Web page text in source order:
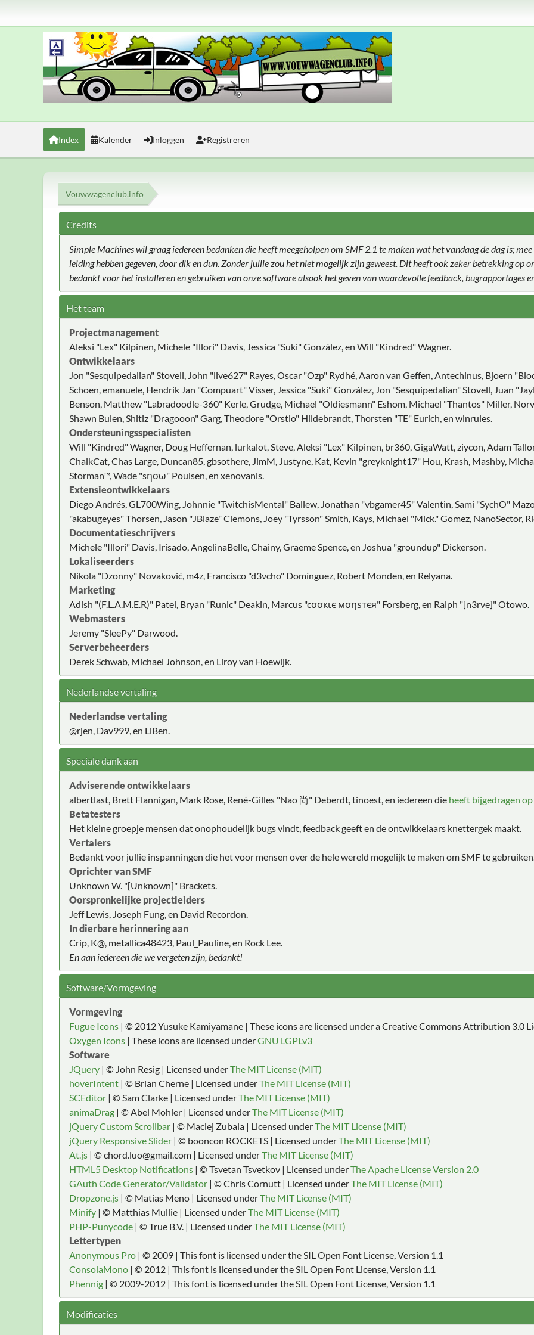
Index Kalender Inloggen Registreren
Vouwwagenclub.info
Credits
Simple Machines wil graag iedereen bedanken die heeft meegeholpen om SMF 2.1 te maken wat het vandaag de dag is;
leiding hebben gegeven, door dik en dun. Zonder jullie zou het niet mogelijk zijn geweest. Dit heeft ook zeker betrekking op
bedankt voor het installeren en gebruiken van onze software alsook het geven van waardevolle feedback, bugrapportages
Het team
Projectmanagement
Aleksi "Lex" Kilpinen, Michele "Illori" Davis, Jessica "Suki" González, en Will "Kindred" Wagner.
Ontwikkelaars
Jon "Sesquipedalian" Stovell, John "live627" Rayes, Oscar "Ozp" Rydhé, Aaron van Geffen, Antechinus, Bjoern
Schoen, emanuele, Hendrik Jan "Compuart" Visser, Jessica "Suki" González, Jon "Sesquipedalian" Stovell, Juan
Benson, Matthew "Labradoodle-360" Kerle, Grudge, Michael "Oldiesmann" Eshom, Michael "Thantos" Miller,
Shawn Bulen, Shitiz "Dragooon" Garg, Theodore "Orstio" Hildebrandt, Thorsten "TE" Eurich, en winrules.
Ondersteuningsspecialisten
Will "Kindred" Wagner, Doug Heffernan, lurkalot, Steve, Aleksi "Lex" Kilpinen, br360, GigaWatt, ziycon, Adam
ChalkCat, Chas Large, Duncan85, gbsothere, JimM, Justyne, Kat, Kevin "greyknight17" Hou, Krash, Mashby,
Storman™, Wade "sησω" Poulsen, en xenovanis.
Extensieontwikkelaars
Diego Andrés, GL700Wing, Johnnie "TwitchisMental" Ballew, Jonathan "vbgamer45" Valentin, Sami "SychO"
"akabugeyes" Thorsen, Jason "JBlaze" Clemons, Joey "Tyrsson" Smith, Kays, Michael "Mick." Gomez, NanoSector,
Documentatieschrijvers
Michele "Illori" Davis, Irisado, AngelinaBelle, Chainy, Graeme Spence, en Joshua "groundup" Dickerson.
Lokaliseerders
Nikola "Dzonny" Novaković, m4z, Francisco "d3vcho" Domínguez, Robert Monden, en Relyana.
Marketing
Adish "(F.L.A.M.E.R)" Patel, Bryan "Runic" Deakin, Marcus "cσσкιє мσηѕтєя" Forsberg, en Ralph "[n3rve]" Otowo.
Webmasters
Jeremy "SleePy" Darwood.
Serverbeheerders
Derek Schwab, Michael Johnson, en Liroy van Hoewijk.
Nederlandse vertaling
Nederlandse vertaling
@rjen, Dav999, en LiBen.
Speciale dank aan
Adviserende ontwikkelaars
albertlast, Brett Flannigan, Mark Rose, René-Gilles "Nao 尚" Deberdt, tinoest, en iedereen die heeft bijgedragen
Betatesters
Het kleine groepje mensen dat onophoudelijk bugs vindt, feedback geeft en de ontwikkelaars knettergek maakt.
Vertalers
Bedankt voor jullie inspanningen die het voor mensen over de hele wereld mogelijk te maken om SMF te
Oprichter van SMF
Unknown W. "[Unknown]" Brackets.
Oorspronkelijke projectleiders
Jeff Lewis, Joseph Fung, en David Recordon.
In dierbare herinnering aan
Crip, K@, metallica48423, Paul_Pauline, en Rock Lee.
En aan iedereen die we vergeten zijn, bedankt!
Software/Vormgeving
Vormgeving
Fugue Icons | © 2012 Yusuke Kamiyamane | These icons are licensed under a Creative Commons Attribution 3.0
Oxygen Icons | These icons are licensed underGNU LGPLv3
Software
JQuery | © John Resig | Licensed underThe MIT License (MIT)
hoverIntent | © Brian Cherne | Licensed underThe MIT License (MIT)
SCEditor | © Sam Clarke | Licensed underThe MIT License (MIT)
animaDrag | © Abel Mohler | Licensed underThe MIT License (MIT)
jQuery Custom Scrollbar | © Maciej Zubala | Licensed underThe MIT License (MIT)
jQuery Responsive Slider | © booncon ROCKETS | Licensed underThe MIT License (MIT)
At.js | © chord.luo@gmail.com | Licensed underThe MIT License (MIT)
HTML5 Desktop Notifications | © Tsvetan Tsvetkov | Licensed underThe Apache License Version 2.0
GAuth Code Generator/Validator | © Chris Cornutt | Licensed underThe MIT License (MIT)
Dropzone.js | © Matias Meno | Licensed underThe MIT License (MIT)
Minify | © Matthias Mullie | Licensed underThe MIT License (MIT)
PHP-Punycode | © True B.V. | Licensed underThe MIT License (MIT)
Lettertypen
Anonymous Pro | © 2009 | This font is licensed under the SIL Open Font License, Version 1.1
ConsolaMono | © 2012 | This font is licensed under the SIL Open Font License, Version 1.1
Phennig | © 2009-2012 | This font is licensed under the SIL Open Font License, Version 1.1
Modificaties